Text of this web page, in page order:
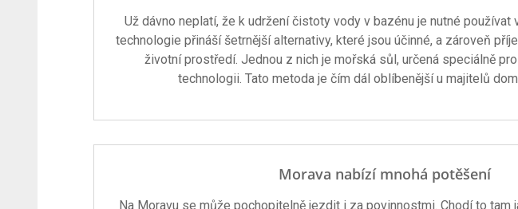
Už dávno neplatí, že k udržení čistoty vody v bazénu je nutné používat
technologie přináší šetrnější alternativy, které jsou účinné, a zároveň
životní prostředí. Jednou z nich je mořská sůl, určená speciálně
technologii. Tato metoda je čím dál oblíbenější u majitelů
Morava nabízí mnohá potěšení
Na Moravu se může pochopitelně jezdit i za povinnostmi. Chodí to tam